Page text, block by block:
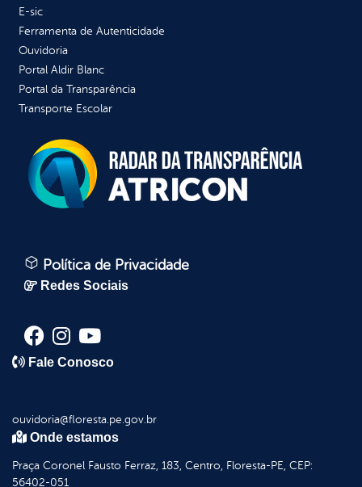
E-sic
Ferramenta de Autenticidade
Ouvidoria
Portal Aldir Blanc
Portal da Transparência
Transporte Escolar
Política de Privacidade
Redes Sociais
Fale Conosco
ouvidoria@floresta.pe.gov.br
Onde estamos
Praça Coronel Fausto Ferraz, 183, Centro, Floresta-PE, CEP:
56402-051